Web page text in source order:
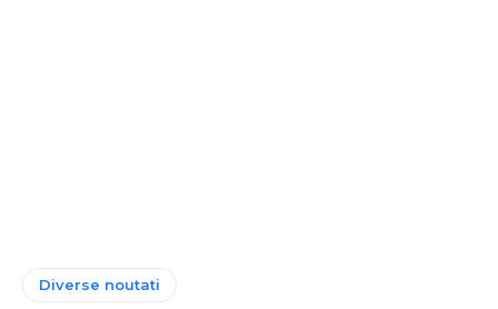
Diverse noutati